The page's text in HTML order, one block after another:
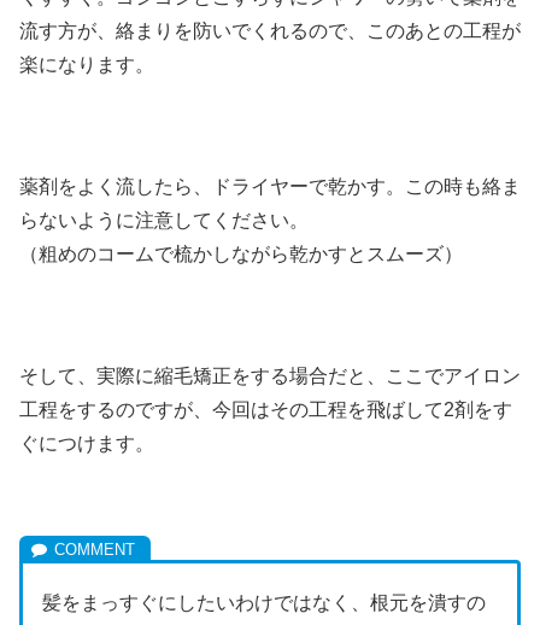
流す方が、絡まりを防いでくれるので、このあとの工程が
楽になります。
薬剤をよく流したら、ドライヤーで乾かす。この時も絡ま
らないように注意してください。
（粗めのコームで梳かしながら乾かすとスムーズ）
そして、実際に縮毛矯正をする場合だと、ここでアイロン
工程をするのですが、今回はその工程を飛ばして2剤をす
ぐにつけます。
髪をまっすぐにしたいわけではなく、根元を潰すの